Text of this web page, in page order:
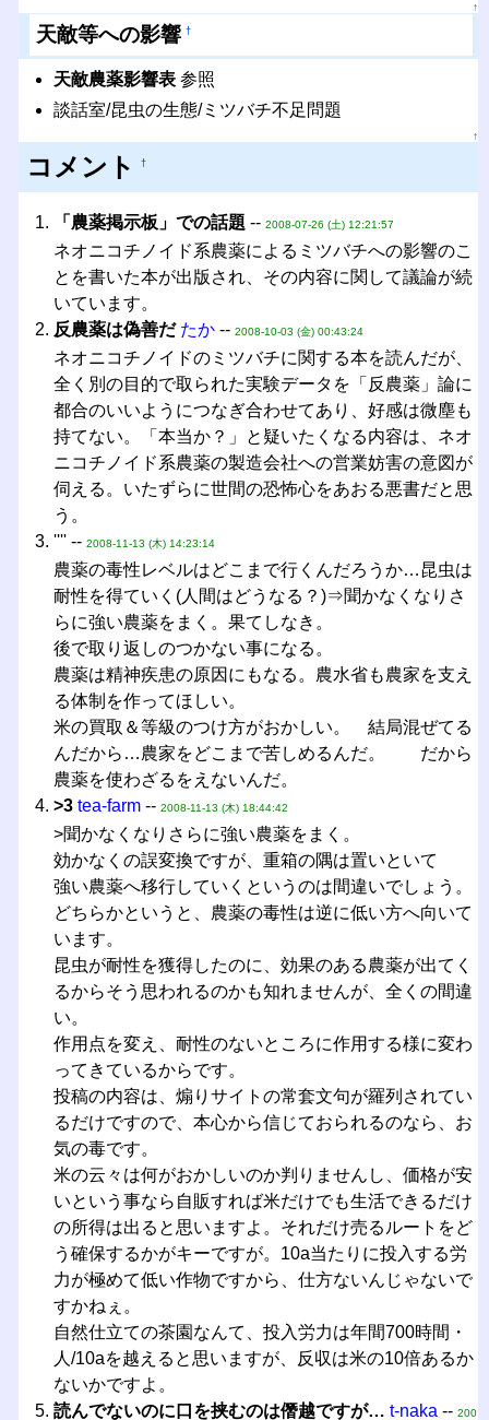
↑
天敵等への影響 †
天敵農薬影響表参照
談話室/昆虫の生態/ミツバチ不足問題
↑
コメント †
「農薬掲示板」での話題 -- 2008-07-26 (土) 12:21:57
ネオニコチノイド系農薬によるミツバチへの影響のこ
とを書いた本が出版され、その内容に関して議論が続
いています。
反農薬は偽善だ たか-- 2008-10-03 (金) 00:43:24
ネオニコチノイドのミツバチに関する本を読んだが、
全く別の目的で取られた実験データを「反農薬」論に
都合のいいようにつなぎ合わせてあり、好感は微塵も
持てない。「本当か？」と疑いたくなる内容は、ネオ
ニコチノイド系農薬の製造会社への営業妨害の意図が
伺える。いたずらに世間の恐怖心をあおる悪書だと思
う。
'''' -- 2008-11-13 (木) 14:23:14
農薬の毒性レベルはどこまで行くんだろうか…昆虫は
耐性を得ていく(人間はどうなる？)⇒聞かなくなりさ
らに強い農薬をまく。果てしなき。
後で取り返しのつかない事になる。
農薬は精神疾患の原因にもなる。農水省も農家を支え
る体制を作ってほしい。
米の買取＆等級のつけ方がおかしい。 結局混ぜてる
んだから…農家をどこまで苦しめるんだ。 だから
農薬を使わざるをえないんだ。
>3 tea-farm-- 2008-11-13 (木) 18:44:42
>聞かなくなりさらに強い農薬をまく。
効かなくの誤変換ですが、重箱の隅は置いといて
強い農薬へ移行していくというのは間違いでしょう。
どちらかというと、農薬の毒性は逆に低い方へ向いて
います。
昆虫が耐性を獲得したのに、効果のある農薬が出てく
るからそう思われるのかも知れませんが、全くの間違
い。
作用点を変え、耐性のないところに作用する様に変わ
ってきているからです。
投稿の内容は、煽りサイトの常套文句が羅列されてい
るだけですので、本心から信じておられるのなら、お
気の毒です。
米の云々は何がおかしいのか判りませんし、価格が安
いという事なら自販すれば米だけでも生活できるだけ
の所得は出ると思いますよ。それだけ売るルートをど
う確保するかがキーですが。10a当たりに投入する労
力が極めて低い作物ですから、仕方ないんじゃないで
すかねぇ。
自然仕立ての茶園なんて、投入労力は年間700時間・
人/10aを越えると思いますが、反収は米の10倍あるか
ないかですよ。
読んでないのに口を挟むのは僭越ですが… t-naka -- 200